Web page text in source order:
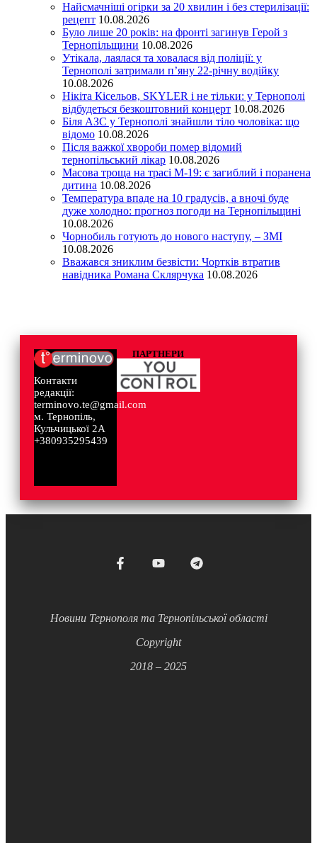
Найсмачніші огірки за 20 хвилин і без стерилізації:
рецепт 10.08.2026
Було лише 20 років: на фронті загинув Герой з
Тернопільщини 10.08.2026
Утікала, лаялася та ховалася від поліції: у
Тернополі затримали п’яну 22-річну водійку
10.08.2026
Нікіта Кісельов, SKYLER і не тільки: у Тернополі
відбудеться безкоштовний концерт 10.08.2026
Біля АЗС у Тернополі знайшли тіло чоловіка: що
відомо 10.08.2026
Після важкої хвороби помер відомий
тернопільський лікар 10.08.2026
Масова троща на трасі М-19: є загиблий і поранена
дитина 10.08.2026
Температура впаде на 10 градусів, а вночі буде
дуже холодно: прогноз погоди на Тернопільщині
10.08.2026
Чорнобиль готують до нового наступу, – ЗМІ
10.08.2026
Вважався зниклим безвісти: Чортків втратив
навідника Романа Склярчука 10.08.2026
Контакти
редакції:
terminovo.te@gmail.com
м. Тернопіль,
Кульчицької 2А
+380935295439
ПАРТНЕРИ
Новини Тернополя та Тернопільської області
Copyright
2018 – 2025